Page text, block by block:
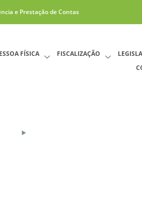
e Prestação de Contas
FÍSICA FISCALIZAÇÃO